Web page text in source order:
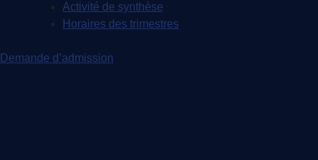
Activité de synthèse
Horaires des trimestres
Demande d’admission